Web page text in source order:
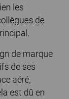
les
de
de marque
de ses
aéré,
est dû en